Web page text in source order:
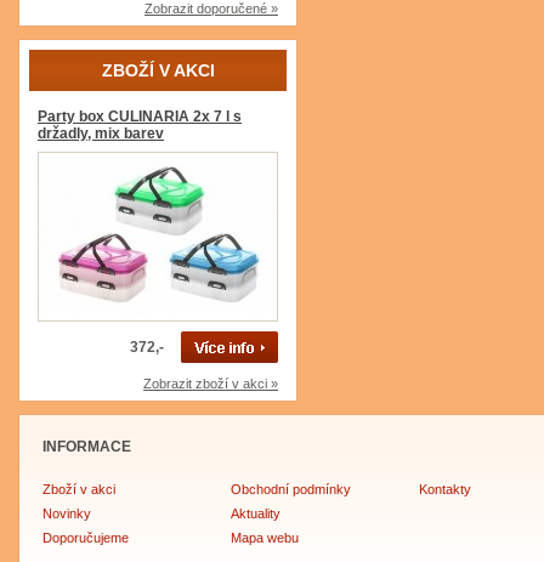
Zobrazit doporučené »
ZBOŽÍ V AKCI
Party box CULINARIA 2x 7 l s
držadly, mix barev
372,-
Zobrazit zboží v akci »
INFORMACE
Zboží v akci
Novinky
Doporučujeme
Obchodní podmínky
Aktuality
Mapa webu
Kontakty